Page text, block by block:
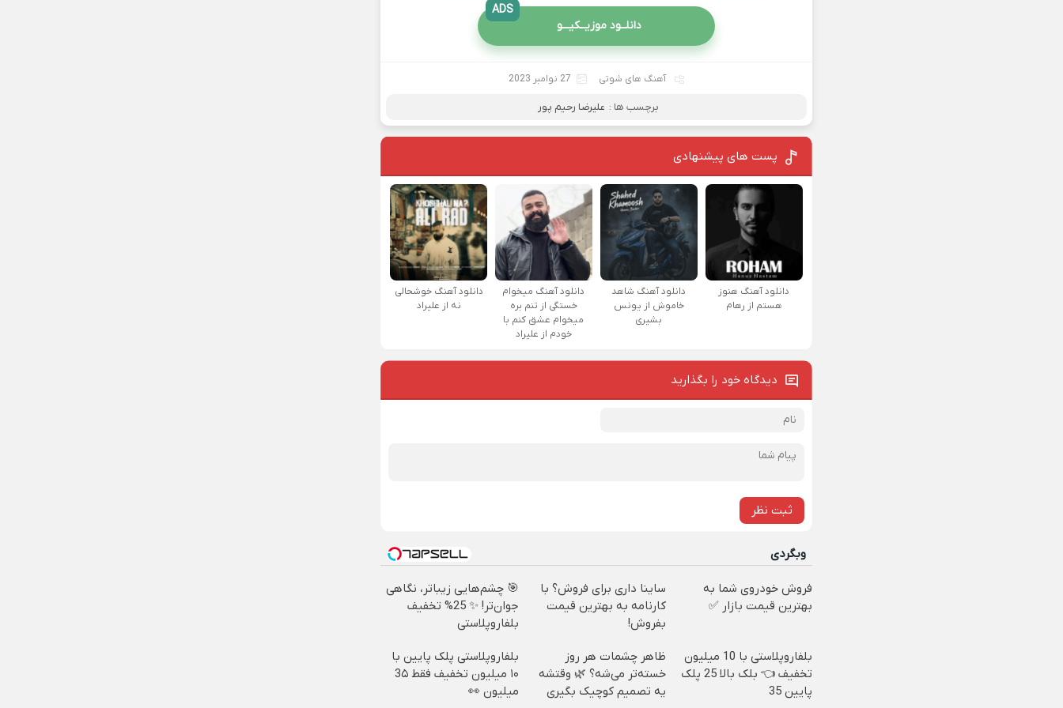
دانلــود موزیــکیـــو
ADS
آهنگ های شوتی 27 نوامبر 2023
برچسب ها : علیرضا رحیم پور
پست های پیشنهادی
دانلود آهنگ هنوز
هستم از رهام
دانلود آهنگ شاهد
خاموش از یونس
بشیری
دانلود آهنگ میخوام
خستگی از تنم بره
میخوام عشق کنم با
خودم از علیراد
دانلود آهنگ خوشحالی
نه از علیراد
دیدگاه خود را بگذارید
ثبت نظر
وبگردی
فروش خودروی شما به
بهترین قیمت بازار ✅
ساینا داری برای فروش؟ با
کارنامه به بهترین قیمت
بفروش!
🎯 چشم‌هایی زیباتر، نگاهی
جوان‌تر! ✨ 25% تخفیف
بلفاروپلاستی
بلفاروپلاستی با 10 میلیون
تخفیف 👈 بلک بالا 25 پلک
پایین 35
ظاهر چشمات هر روز
خسته‌تر می‌شه؟ 🌿 وقتشه
یه تصمیم کوچیک بگیری
بلفاروپلاستی پلک پایین با
۱۰ میلیون تخفیف فقط 3۵
میلیون 👀